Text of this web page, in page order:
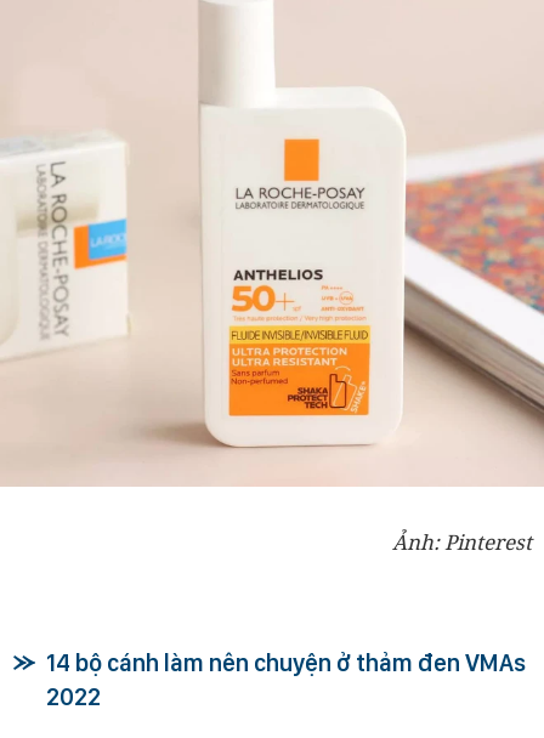
Ảnh: Pinterest
14 bộ cánh làm nên chuyện ở thảm đen VMAs
2022